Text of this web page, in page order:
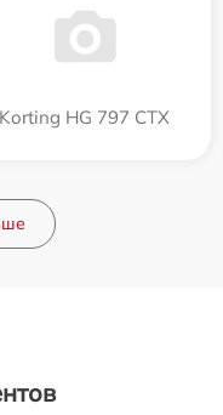
Korting HG 797 CTX